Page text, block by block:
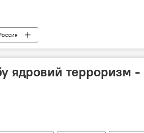
ядровий терроризм -